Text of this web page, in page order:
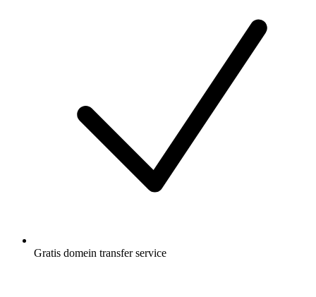
Gratis domein transfer service